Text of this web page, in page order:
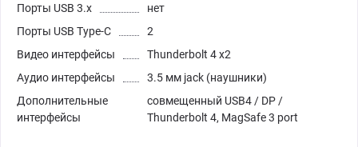
Порты USB 3.х
нет
Порты USB Type-C
2
Видео интерфейсы
Thunderbolt 4 x2
Аудио интерфейсы
3.5 мм jack (наушники)
Дополнительные
интерфейсы
совмещенный USB4 / DP /
Thunderbolt 4, MagSafe 3 port